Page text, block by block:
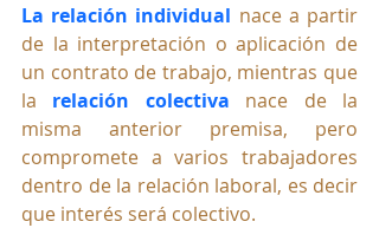
La relación individual nace a partir
de la interpretación o aplicación de
un contrato de trabajo, mientras que
la relación colectiva nace de la
misma anterior premisa, pero
compromete a varios trabajadores
dentro de la relación laboral, es decir
que interés será colectivo.